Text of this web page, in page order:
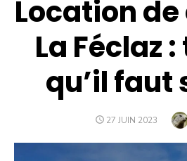
Location
La Féclaz
qu’il faut
POSTED
27 JUIN 2023